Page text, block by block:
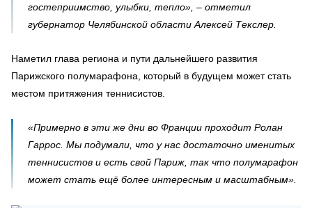
гостеприимство, улыбки, тепло», – отметил
губернатор Челябинской области Алексей Текслер.
Наметил глава региона и пути дальнейшего развития
Парижского полумарафона, который в будущем может стать
местом притяжения теннисистов.
«Примерно в эти же дни во Франции проходит Ролан
Гаррос. Мы подумали, что у нас достаточно именитых
теннисистов и есть свой Париж, так что полумарафон
может стать ещё более интересным и масштабным».